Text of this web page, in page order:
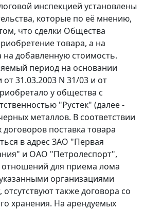
инспекцией установлены
которые по её мнению,
что сделки Общества
товара, а на
добавленную стоимость.
период на основании
31.03.2003 N 31/03 и от
у общества с
"Рустек" (далее -
металлов. В соответствии
поставка товара
в адрес ЗАО "Первая
и ОАО "Петролеспорт",
для приема лома
организациями
также договора со
хранения. На арендуемых